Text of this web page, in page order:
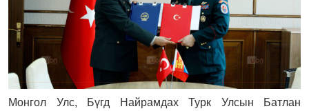
Монгол Улс, Бүгд Найрамдах Турк Улсын Батлан